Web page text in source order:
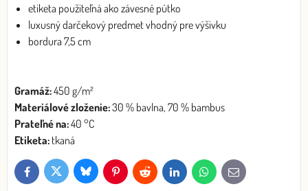
etiketa použiteľná ako závesné pútko
luxusný darčekový predmet vhodný pre výšivku
bordura 7,5 cm
Gramáž:450 g/m²
Materiálové zloženie:30 % bavlna, 70 % bambus
Prateľné na:40 °C
Etiketa: tkaná
FacebookTwitter Bluesky PinterestReddit LinkedInWhatsApp
E-
mail